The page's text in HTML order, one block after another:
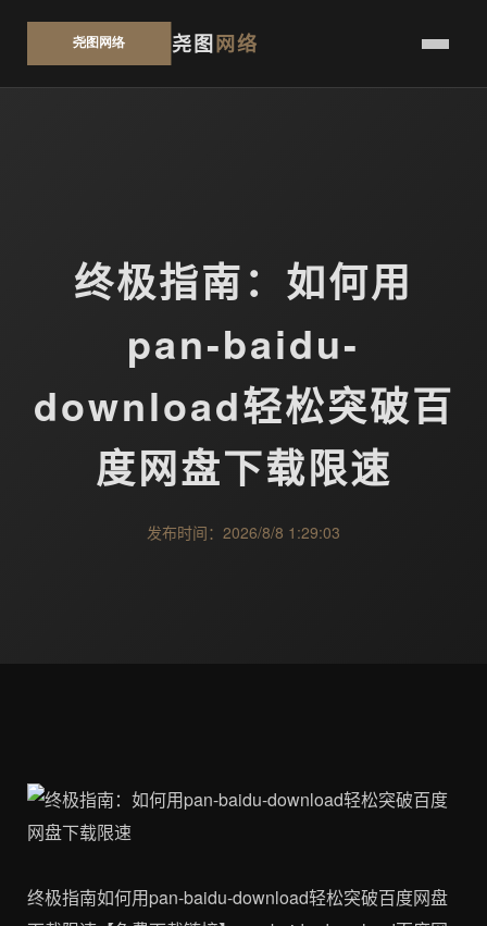
尧图网络
终极指南：如何用
pan-baidu-
download轻松突破百
度网盘下载限速
发布时间：2026/8/8 1:29:03
终极指南如何用pan-baidu-download轻松突破百度网盘